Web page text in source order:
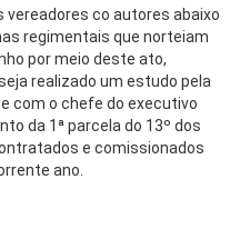
vereadores co autores abaixo
regimentais que norteiam
por meio deste ato,
realizado um estudo pela
com o chefe do executivo
da 1ª parcela do 13º dos
e comissionados
ano.